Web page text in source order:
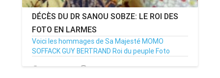
DÉCÈS DU DR SANOU SOBZE: LE ROI DES
FOTO EN LARMES
Voici les hommages de Sa Majesté MOMO
SOFFACK GUY BERTRAND Roi du peuple Foto
24/05/21 Par MenouActu 0